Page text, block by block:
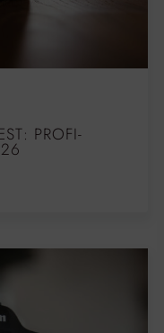
PROFI-